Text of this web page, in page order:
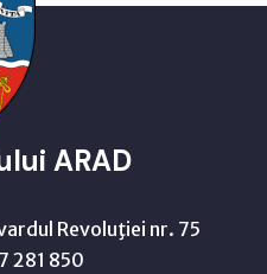
ARAD
Revoluţiei nr. 75
281 850